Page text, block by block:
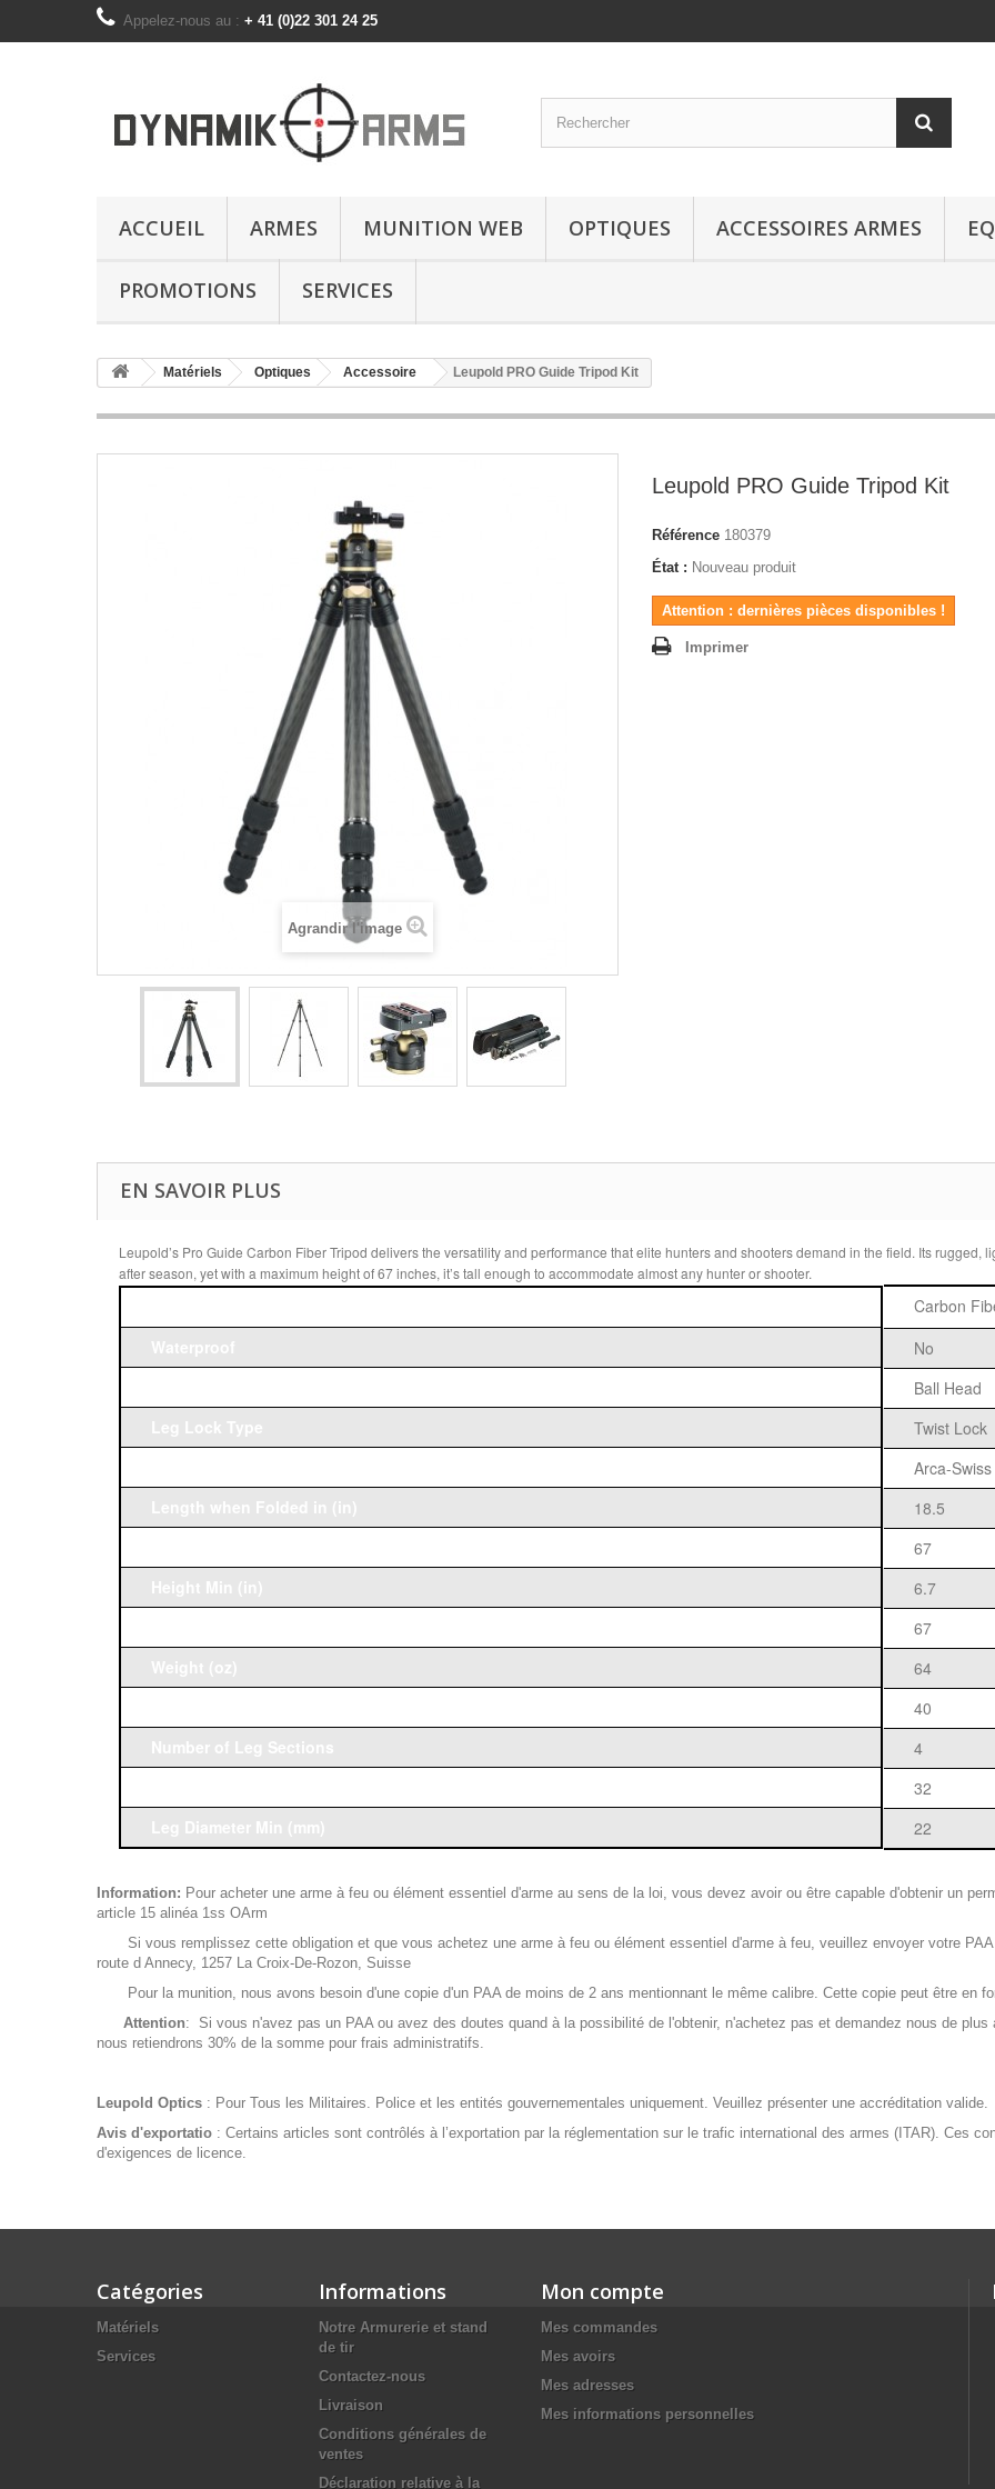
Appelez-nous au : + 41 (0)22 301 24 25
ACCUEIL ARMES MUNITION WEB OPTIQUES ACCESSOIRES ARMES
PROMOTIONS SERVICES
Matériels Optiques Accessoire Leupold PRO Guide Tripod Kit
Agrandir l'image
Leupold PRO Guide Tripod Kit
Référence 180379
État : Nouveau produit
Attention : dernières pièces disponibles !
Imprimer
EN SAVOIR PLUS
Leupold’s Pro Guide Carbon Fiber Tripod delivers the versatility and performance that elite hunters and shooters demand in the field. Its
after season, yet with a maximum height of 67 inches, it’s tall enough to accommodate almost any hunter or shooter.
Carbon
No
Ball Head
Twist Lock
Arca-Swiss
18.5
67
6.7
67
64
40
4
32
22
Information: Pour acheter une arme à feu ou élément essentiel d'arme au sens de la loi, vous devez avoir ou être capable d'obtenir un
article 15 alinéa 1ss OArm
Si vous remplissez cette obligation et que vous achetez une arme à feu ou élément essentiel d'arme à feu, veuillez envoyer votre
route d Annecy, 1257 La Croix-De-Rozon, Suisse
Pour la munition, nous avons besoin d'une copie d'un PAA de moins de 2 ans mentionnant le même calibre. Cette copie peut être en
Attention: Si vous n'avez pas un PAA ou avez des doutes quand à la possibilité de l'obtenir, n'achetez pas et demandez nous de
nous retiendrons 30% de la somme pour frais administratifs.
Leupold Optics : Pour Tous les Militaires. Police et les entités gouvernementales uniquement. Veuillez présenter une accréditation valide.
Avis d'exportatio : Certains articles sont contrôlés à l’exportation par la réglementation sur le trafic international des armes (ITAR). Ces
d'exigences de licence.
Catégories
Matériels
Services
Informations
Notre Armurerie et stand
de tir
Contactez-nous
Livraison
Conditions générales de
ventes
Déclaration relative à la
Mon compte
Mes commandes
Mes avoirs
Mes adresses
Mes informations personnelles